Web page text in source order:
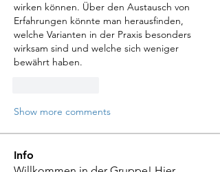
wirken können. Über den Austausch von
Erfahrungen könnte man herausfinden,
welche Varianten in der Praxis besonders
wirksam sind und welche sich weniger
bewährt haben.
Show more comments
Info